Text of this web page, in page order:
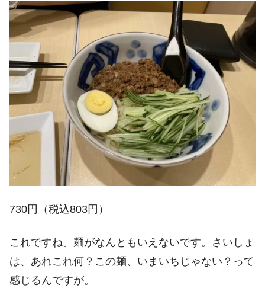
730円（税込803円）
これですね。麺がなんともいえないです。さいしょ
は、あれこれ何？この麺、いまいちじゃない？って
感じるんですが。